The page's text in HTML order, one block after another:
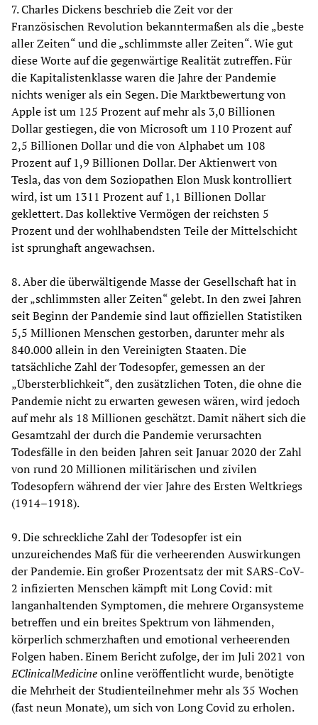
7. Charles Dickens beschrieb die Zeit vor der
Französischen Revolution bekanntermaßen als die „beste
aller Zeiten“ und die „schlimmste aller Zeiten“. Wie gut
diese Worte auf die gegenwärtige Realität zutreffen. Für
die Kapitalistenklasse waren die Jahre der Pandemie
nichts weniger als ein Segen. Die Marktbewertung von
Apple ist um 125 Prozent auf mehr als 3,0 Billionen
Dollar gestiegen, die von Microsoft um 110 Prozent auf
2,5 Billionen Dollar und die von Alphabet um 108
Prozent auf 1,9 Billionen Dollar. Der Aktienwert von
Tesla, das von dem Soziopathen Elon Musk kontrolliert
wird, ist um 1311 Prozent auf 1,1 Billionen Dollar
geklettert. Das kollektive Vermögen der reichsten 5
Prozent und der wohlhabendsten Teile der Mittelschicht
ist sprunghaft angewachsen.
8. Aber die überwältigende Masse der Gesellschaft hat in
der „schlimmsten aller Zeiten“ gelebt. In den zwei Jahren
seit Beginn der Pandemie sind laut offiziellen Statistiken
5,5 Millionen Menschen gestorben, darunter mehr als
840.000 allein in den Vereinigten Staaten. Die
tatsächliche Zahl der Todesopfer, gemessen an der
„Übersterblichkeit“, den zusätzlichen Toten, die ohne die
Pandemie nicht zu erwarten gewesen wären, wird jedoch
auf mehr als 18 Millionen geschätzt. Damit nähert sich die
Gesamtzahl der durch die Pandemie verursachten
Todesfälle in den beiden Jahren seit Januar 2020 der Zahl
von rund 20 Millionen militärischen und zivilen
Todesopfern während der vier Jahre des Ersten Weltkriegs
(1914–1918).
9. Die schreckliche Zahl der Todesopfer ist ein
unzureichendes Maß für die verheerenden Auswirkungen
der Pandemie. Ein großer Prozentsatz der mit SARS-CoV-
2 infizierten Menschen kämpft mit Long Covid: mit
langanhaltenden Symptomen, die mehrere Organsysteme
betreffen und ein breites Spektrum von lähmenden,
körperlich schmerzhaften und emotional verheerenden
Folgen haben. Einem Bericht zufolge, der im Juli 2021 von
EClinicalMedicineonline veröffentlicht wurde, benötigte
die Mehrheit der Studienteilnehmer mehr als 35 Wochen
(fast neun Monate), um sich von Long Covid zu erholen.